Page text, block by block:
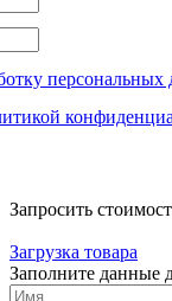
персональных
Запросить
Загрузка товара
Заполните данные